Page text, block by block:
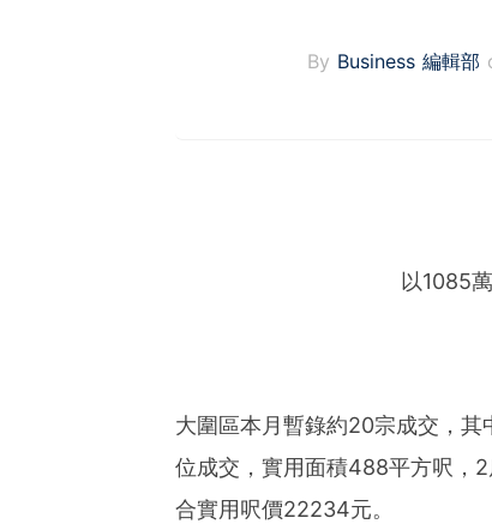
By Business 編輯部
以1085
大圍區本月暫錄約20宗成交，
位成交，實用面積488平方呎，
合實用呎價22234元。